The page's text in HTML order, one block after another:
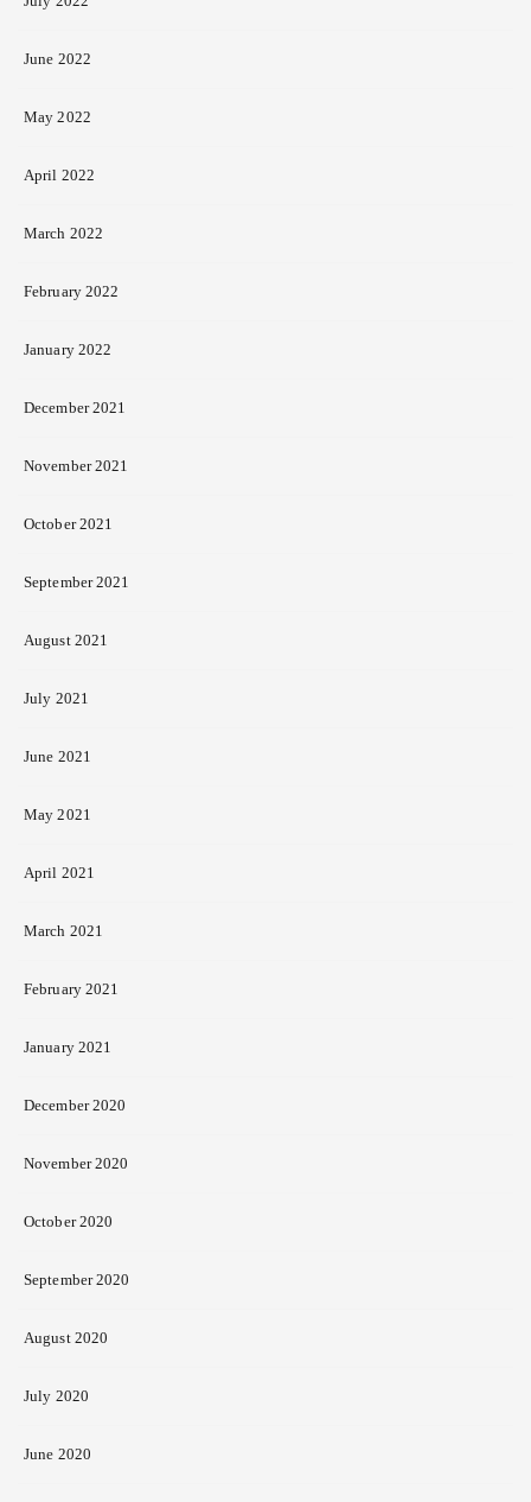
June 2022
May 2022
April 2022
March 2022
February 2022
January 2022
December 2021
November 2021
October 2021
September 2021
August 2021
July 2021
June 2021
May 2021
April 2021
March 2021
February 2021
January 2021
December 2020
November 2020
October 2020
September 2020
August 2020
July 2020
June 2020